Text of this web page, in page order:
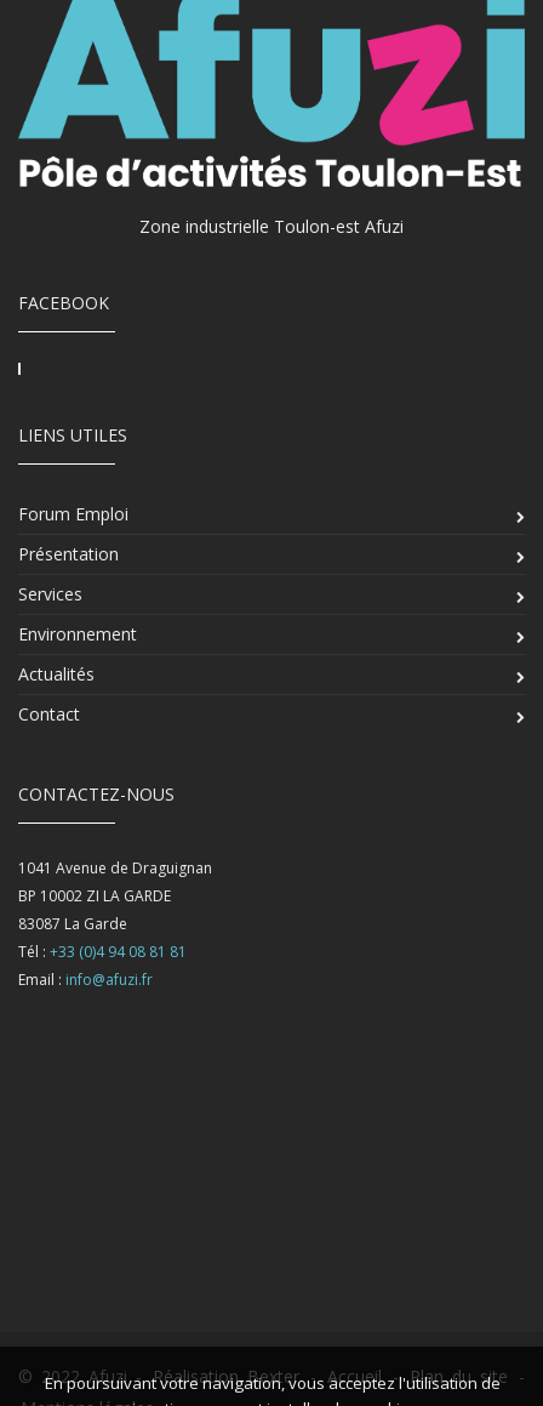
Zone industrielle Toulon-est Afuzi
FACEBOOK
LIENS UTILES
Forum Emploi
Présentation
Services
Environnement
Actualités
Contact
CONTACTEZ-NOUS
1041 Avenue de Draguignan
BP 10002 ZI LA GARDE
83087 La Garde
Tél : +33 (0)4 94 08 81 81
Email : info@afuzi.fr
© 2022 Afuzi -Réalisation Bexter-Accueil- Plan du site -
En poursuivant votre navigation, vous acceptez l'utilisation de